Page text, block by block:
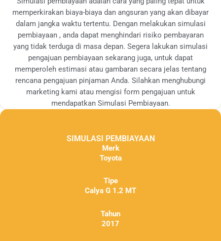
memperkirakan biaya-biaya dan angsuran yang akan dibayar
dalam jangka waktu tertentu. Dengan melakukan simulasi
pembiayaan , anda dapat menghindari risiko pembayaran
yang tidak terduga di masa depan. Segera lakukan simulasi
pengajuan pembiayaan sekarang juga, untuk dapat
memperoleh estimasi atau gambaran secara jelas tentang
rencana pengajuan pinjaman Anda. Silahkan menghubungi
marketing kami atau mengisi form pengajuan untuk
mendapatkan Simulasi Pembiayaan.
SIMULASI PEMBIAYAAN
Merk
Toyota
Tipe
Calya G 1.2 MT
Tahun
2017